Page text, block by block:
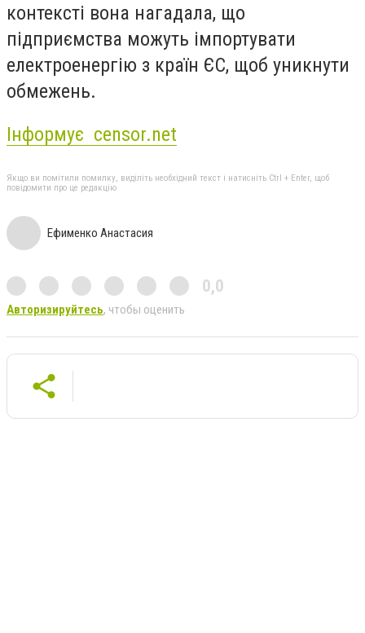
контексті вона нагадала, що
підприємства можуть імпортувати
електроенергію з країн ЄС, щоб уникнути
обмежень.
Інформує censor.net
Якщо ви помітили помилку, виділіть необхідний текст і натисніть Ctrl + Enter, щоб
повідомити про це редакцію
Ефименко Анастасия
0,0
Авторизируйтесь, чтобы оценить